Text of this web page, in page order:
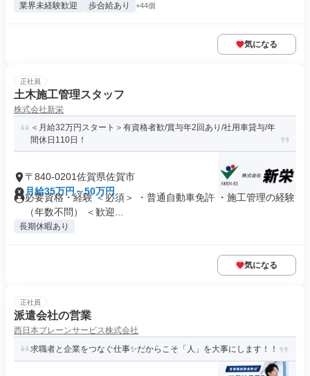
業界未経験歓迎 歩合給あり +44個
気になる
正社員
土木施工管理スタッフ
株式会社新栄
＜月給32万円スタート＞有資格者歓/賞与年2回あり/社用車貸与/年
間休日110日！
〒840-0201佐賀県佐賀市
月給35万円～50万円
必要資格・経験 ＜必須＞ ・普通自動車免許 ・施工管理の経験
（年数不問） ＜歓迎...
長期休暇あり
気になる
正社員
派遣会社の営業
西日本ブレーンサービス株式会社
求職者と企業をつなぐ仕事✨だからこそ「人」を大事にします！！